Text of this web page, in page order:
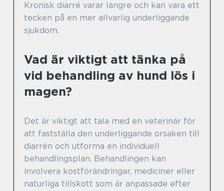
Kronisk diarré varar längre och kan vara ett
tecken på en mer allvarlig underliggande
sjukdom.
Vad är viktigt att tänka på
vid behandling av hund lös i
magen?
Det är viktigt att tala med en veterinär för
att fastställa den underliggande orsaken till
diarrén och utforma en individuell
behandlingsplan. Behandlingen kan
involvera kostförändringar, mediciner eller
naturliga tillskott som är anpassade efter